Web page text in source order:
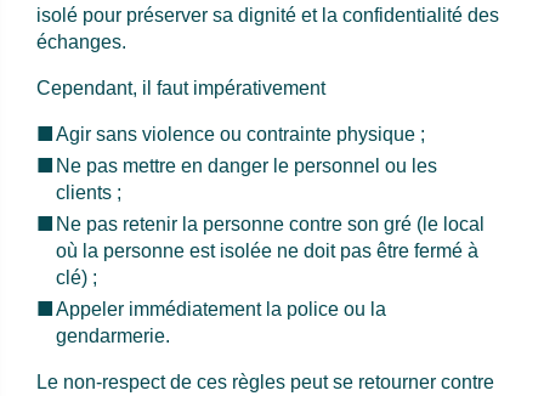
isolé pour préserver sa dignité et la confidentialité des
échanges.
Cependant, il faut impérativement
Agir sans violence ou contrainte physique ;
Ne pas mettre en danger le personnel ou les
clients ;
Ne pas retenir la personne contre son gré (le local
où la personne est isolée ne doit pas être fermé à
clé) ;
Appeler immédiatement la police ou la
gendarmerie.
Le non-respect de ces règles peut se retourner contre